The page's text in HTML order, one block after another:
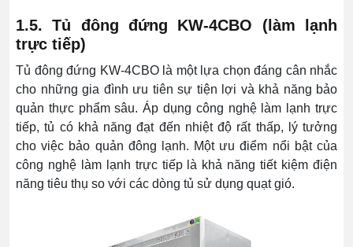
1.5. Tủ đông đứng KW-4CBO (làm lạnh
trực tiếp)
Tủ đông đứng KW-4CBO là một lựa chọn đáng cân nhắc
cho những gia đình ưu tiên sự tiện lợi và khả năng bảo
quản thực phẩm sâu. Áp dụng công nghệ làm lạnh trực
tiếp, tủ có khả năng đạt đến nhiệt độ rất thấp, lý tưởng
cho việc bảo quản đông lạnh. Một ưu điểm nổi bật của
công nghệ làm lạnh trực tiếp là khả năng tiết kiệm điện
năng tiêu thụ so với các dòng tủ sử dụng quạt gió.